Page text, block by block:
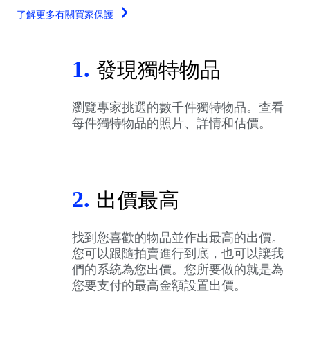
了解更多有關買家保護
1. 發現獨特物品
瀏覽專家挑選的數千件獨特物品。查看
每件獨特物品的照片、詳情和估價。
2. 出價最高
找到您喜歡的物品並作出最高的出價。
您可以跟隨拍賣進行到底，也可以讓我
們的系統為您出價。您所要做的就是為
您要支付的最高金額設置出價。